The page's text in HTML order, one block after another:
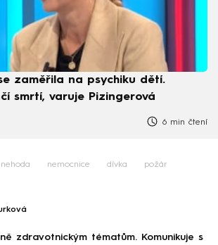
zaměřila na psychiku dětí.
smrtí, varuje Pizingerová
6 min čtení
nehoda nemocnice dívka požár
zdravotnickým tématům. Komunikuje s